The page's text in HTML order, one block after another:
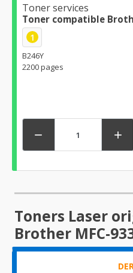
Toner services
Toner compatible
1
B246Y
2200 pages
 
Toners Laser
Brother MFC-